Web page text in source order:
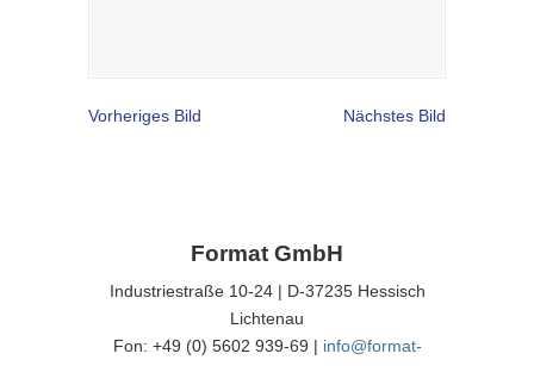
Vorheriges Bild Nächstes Bild
Format GmbH
Industriestraße 10-24 | D-37235 Hessisch
Lichtenau
Fon: +49 (0) 5602 939-69 | info@format-